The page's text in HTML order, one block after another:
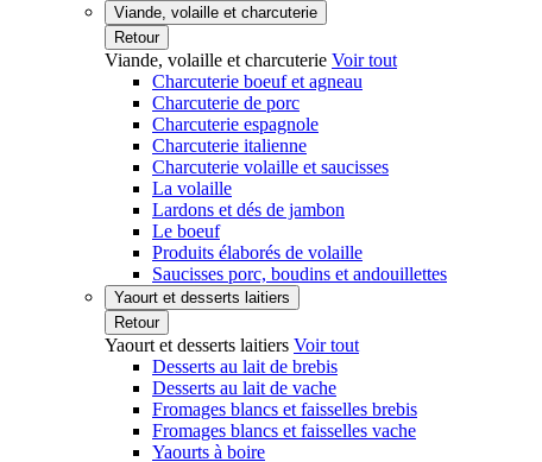
Viande, volaille et charcuterie
Retour
Viande, volaille et charcuterie Voir tout
Charcuterie boeuf et agneau
Charcuterie de porc
Charcuterie espagnole
Charcuterie italienne
Charcuterie volaille et saucisses
La volaille
Lardons et dés de jambon
Le boeuf
Produits élaborés de volaille
Saucisses porc, boudins et andouillettes
Yaourt et desserts laitiers
Retour
Yaourt et desserts laitiers Voir tout
Desserts au lait de brebis
Desserts au lait de vache
Fromages blancs et faisselles brebis
Fromages blancs et faisselles vache
Yaourts à boire